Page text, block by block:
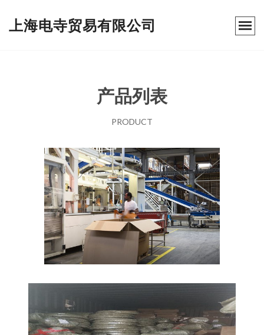
上海电寺贸易有限公司
产品列表
PRODUCT